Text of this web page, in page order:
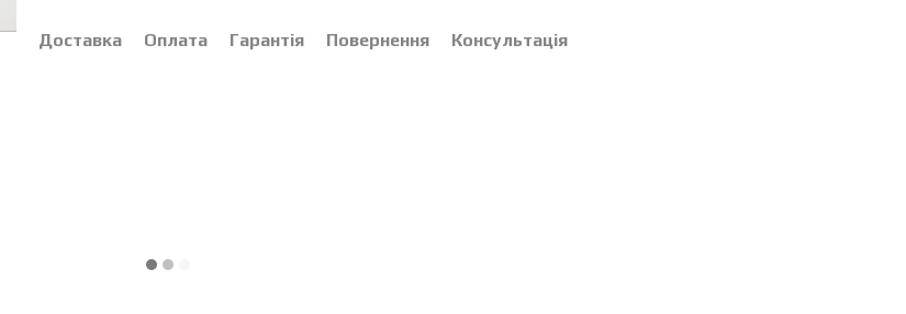
Доставка Оплата Гарантія Повернення Консультація